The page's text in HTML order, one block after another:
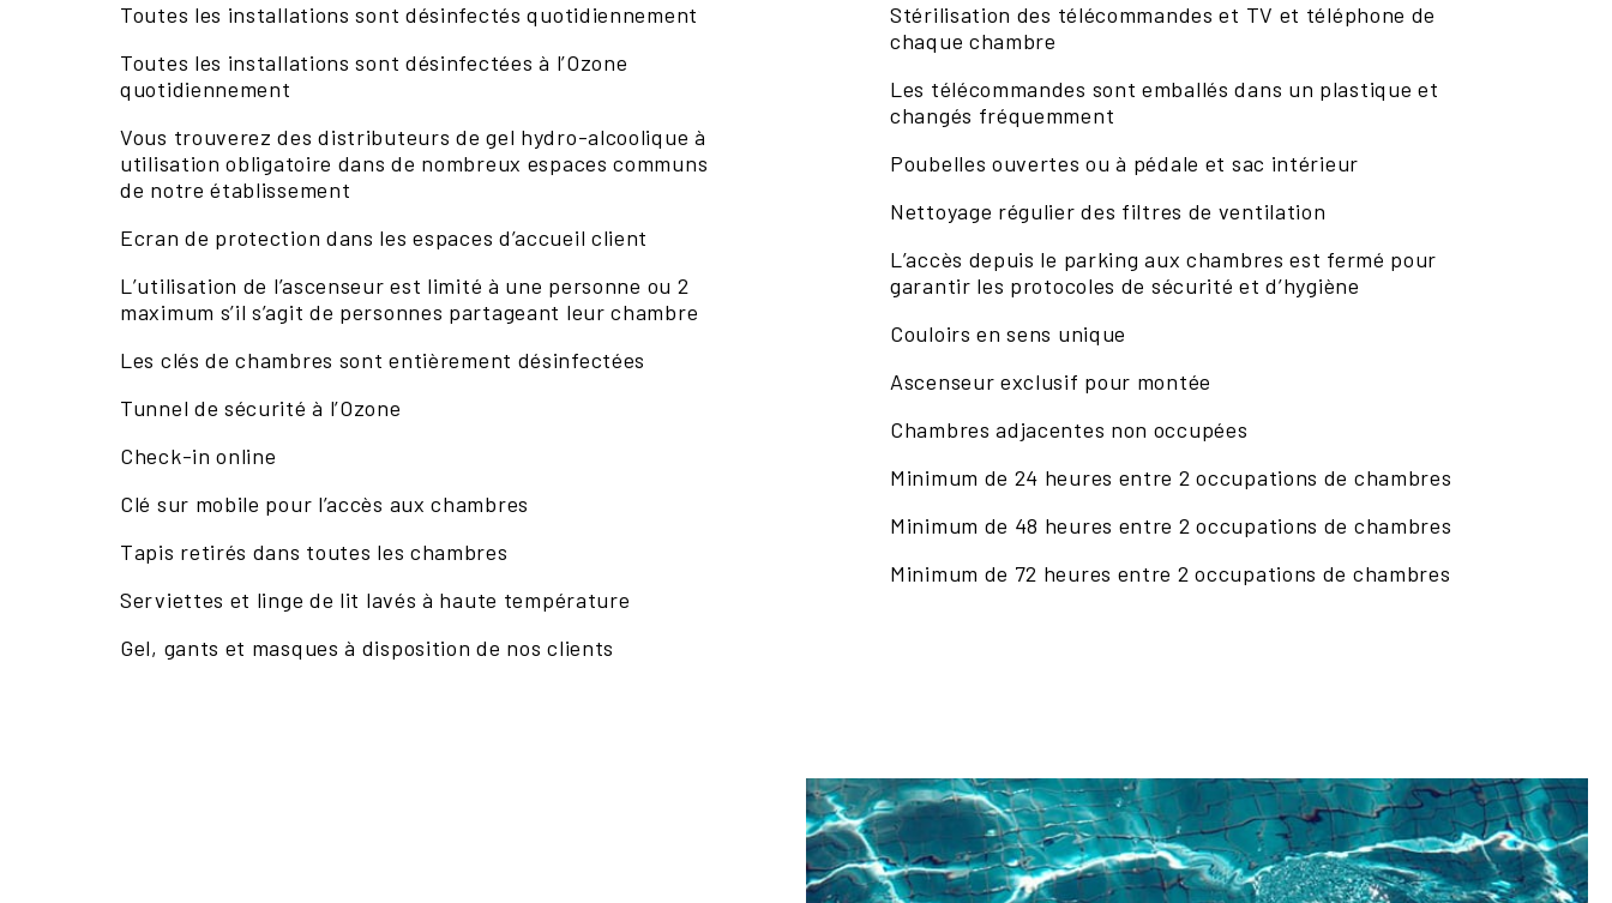
Toutes les installations sont désinfectés quotidiennement
Toutes les installations sont désinfectées à l’Ozone
quotidiennement
Vous trouverez des distributeurs de gel hydro-alcoolique à
utilisation obligatoire dans de nombreux espaces communs
de notre établissement
Ecran de protection dans les espaces d’accueil client
L’utilisation de l’ascenseur est limité à une personne ou 2
maximum s’il s’agit de personnes partageant leur chambre
Les clés de chambres sont entièrement désinfectées
Tunnel de sécurité à l’Ozone
Check-in online
Clé sur mobile pour l’accès aux chambres
Tapis retirés dans toutes les chambres
Serviettes et linge de lit lavés à haute température
Gel, gants et masques à disposition de nos clients
Stérilisation des télécommandes et TV et téléphone de
chaque chambre
Les télécommandes sont emballés dans un plastique et
changés fréquemment
Poubelles ouvertes ou à pédale et sac intérieur
Nettoyage régulier des filtres de ventilation
L’accès depuis le parking aux chambres est fermé pour
garantir les protocoles de sécurité et d’hygiène
Couloirs en sens unique
Ascenseur exclusif pour montée
Chambres adjacentes non occupées
Minimum de 24 heures entre 2 occupations de chambres
Minimum de 48 heures entre 2 occupations de chambres
Minimum de 72 heures entre 2 occupations de chambres